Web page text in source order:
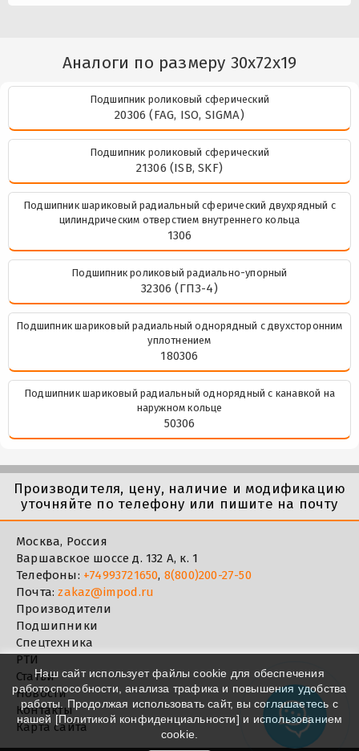
Аналоги по размеру 30x72x19
Подшипник роликовый сферический
20306 (FAG, ISO, SIGMA)
Подшипник роликовый сферический
21306 (ISB, SKF)
Подшипник шариковый радиальный сферический двухрядный с
цилиндрическим отверстием внутреннего кольца
1306
Подшипник роликовый радиально-упорный
32306 (ГПЗ-4)
Подшипник шариковый радиальный однорядный с двухсторонним
уплотнением
180306
Подшипник шариковый радиальный однорядный с канавкой на
наружном кольце
50306
Производителя, цену, наличие и модификацию
уточняйте по телефону или пишите на почту
Москва, Россия
Варшавское шоссе д. 132 А, к. 1
Телефоны: +74993721650, 8(800)200-27-50
Почта:zakaz@impod.ru
Производители
Подшипники
Спецтехника
РТИ
Статьи
Новости
Контакты
Карта сайта
Наш сайт использует файлы cookie для обеспечения
работоспособности, анализа трафика и повышения удобства
работы. Продолжая использовать сайт, вы соглашаетесь с
нашей [Политикой конфиденциальности] и использованием
cookie.